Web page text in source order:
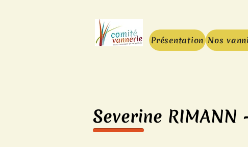
Présentation Nos
Severine RIMANN